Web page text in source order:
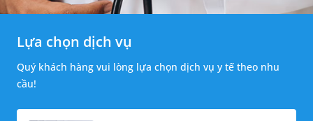
Lựa chọn dịch vụ
Quý khách hàng vui lòng lựa chọn dịch vụ y tế theo nhu
cầu!